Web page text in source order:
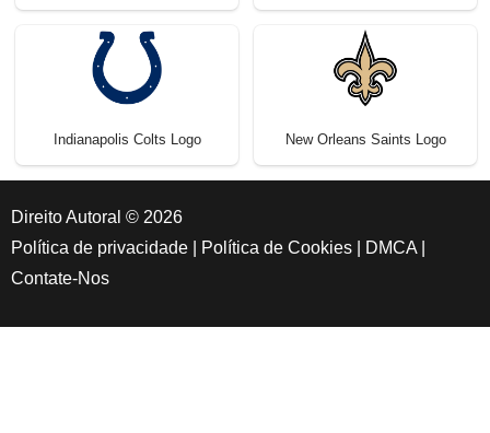
Indianapolis Colts Logo New Orleans Saints Logo
Direito Autoral © 2026
Política de privacidade
Política de Cookies DMCA
Contate-Nos